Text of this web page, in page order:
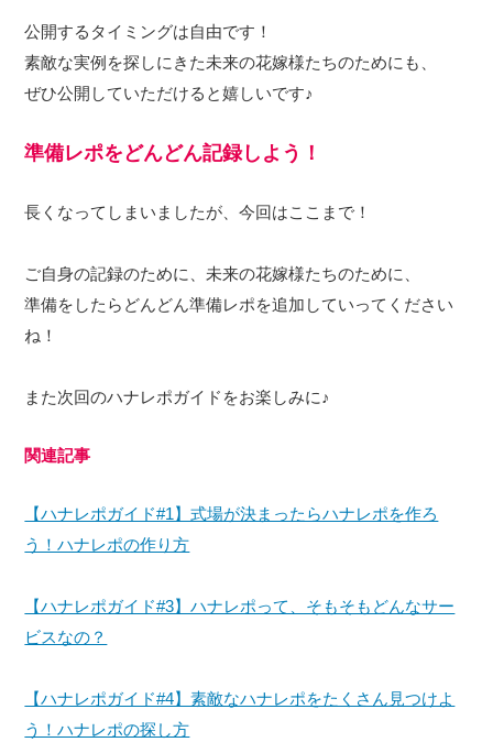
公開するタイミングは自由です！
素敵な実例を探しにきた未来の花嫁様たちのためにも、
ぜひ公開していただけると嬉しいです♪
準備レポをどんどん記録しよう！
長くなってしまいましたが、今回はここまで！
ご自身の記録のために、未来の花嫁様たちのために、
準備をしたらどんどん準備レポを追加していってください
ね！
また次回のハナレポガイドをお楽しみに♪
関連記事
【ハナレポガイド#1】式場が決まったらハナレポを作ろ
う！ハナレポの作り方
【ハナレポガイド#3】ハナレポって、そもそもどんなサー
ビスなの？
【ハナレポガイド#4】素敵なハナレポをたくさん見つけよ
う！ハナレポの探し方